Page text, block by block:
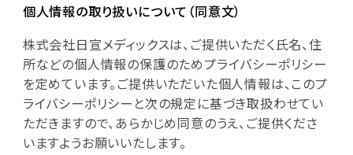
個人情報の取り扱いについて（同意文）
株式会社日宣メディックスは、ご提供いただく氏名、住
所などの個人情報の保護のためプライバシーポリシー
を定めています。ご提供いただいた個人情報は、このプ
ライバシーポリシーと次の規定に基づき取扱わせてい
ただきますので、あらかじめ同意のうえ、ご提供くださ
いますようお願いいたします。